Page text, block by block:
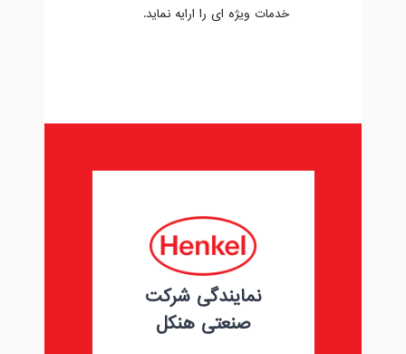
خدمات ویژه ای را ارایه نماید.
نمایندگی شرکت
صنعتی هنکل